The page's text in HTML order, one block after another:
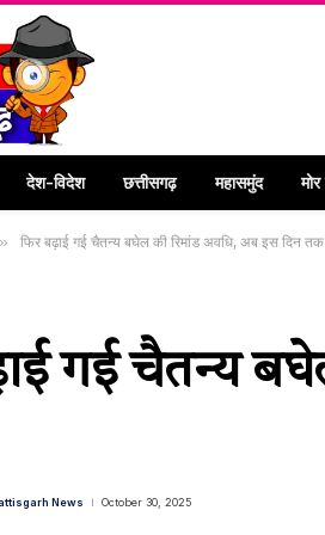
देश-विदेश छत्तीसगढ़ महासमुंद
» फिर बढ़ाई गई चैतन्य बघेल की रिमांड अवधि, अब इस दिन
गई चैतन्य
News October 30, 2025